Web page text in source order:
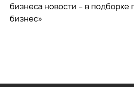
бизнеса новости – в подборке
бизнес»